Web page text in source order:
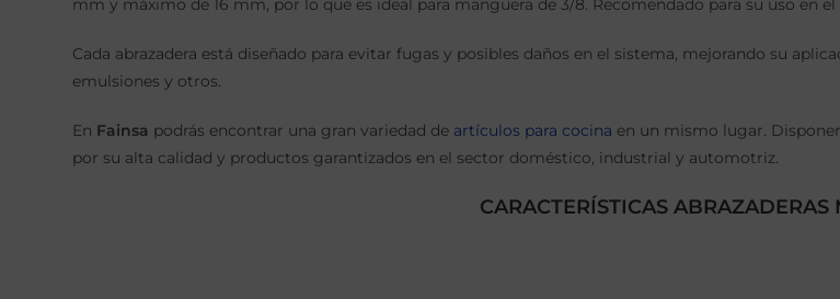
Cada abrazadera está diseñado para evitar fugas y posibles daños en el sistema, mejorando su
emulsiones y otros.
En Fainsa podrás encontrar una gran variedad de artículos para cocina en un mismo lugar.
por su alta calidad y productos garantizados en el sector doméstico, industrial y automotriz.
CARACTERÍSTICAS ABRAZADERAS